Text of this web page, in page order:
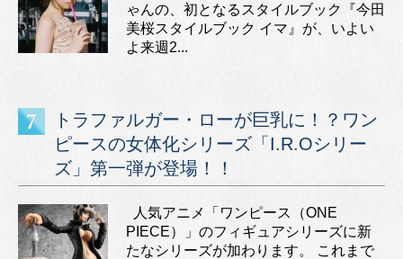
ゃんの、初となるスタイルブック『今田
美桜スタイルブック イマ』が、いよい
よ来週2...
トラファルガー・ローが巨乳に！？ワン
ピースの女体化シリーズ「I.R.Oシリー
ズ」第一弾が登場！！
人気アニメ「ワンピース（ONE
PIECE）」のフィギュアシリーズに新
たなシリーズが加わります。 これまで